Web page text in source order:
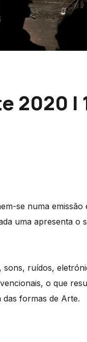
2020 |
se numa
uma apresenta
ruídos,
o que
formas de Arte.